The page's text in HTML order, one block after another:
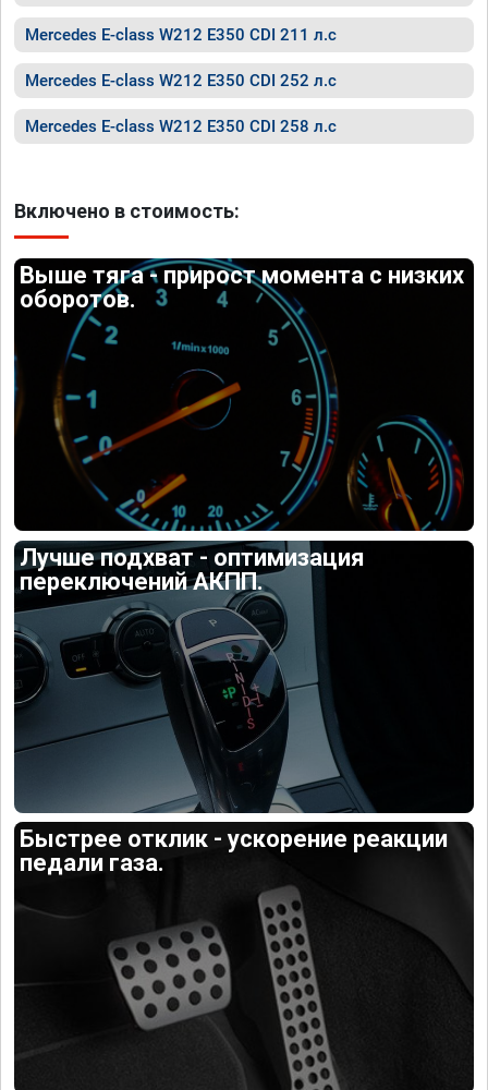
Mercedes E-class W212 E350 CDI 211 л.с
Mercedes E-class W212 E350 CDI 252 л.с
Mercedes E-class W212 E350 CDI 258 л.с
Включено в стоимость:
Выше тяга - прирост момента с низких
оборотов.
Лучше подхват - оптимизация
переключений АКПП.
Быстрее отклик - ускорение реакции
педали газа.